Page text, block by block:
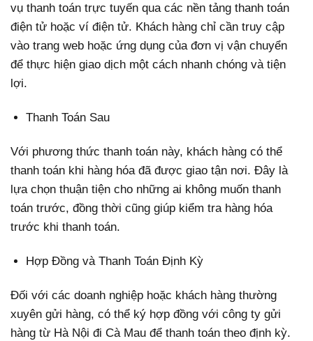
vụ thanh toán trực tuyến qua các nền tảng thanh toán
điện tử hoặc ví điện tử. Khách hàng chỉ cần truy cập
vào trang web hoặc ứng dụng của đơn vị vận chuyển
để thực hiện giao dịch một cách nhanh chóng và tiện
lợi.
Thanh Toán Sau
Với phương thức thanh toán này, khách hàng có thể
thanh toán khi hàng hóa đã được giao tận nơi. Đây là
lựa chọn thuận tiện cho những ai không muốn thanh
toán trước, đồng thời cũng giúp kiểm tra hàng hóa
trước khi thanh toán.
Hợp Đồng và Thanh Toán Định Kỳ
Đối với các doanh nghiệp hoặc khách hàng thường
xuyên gửi hàng, có thể ký hợp đồng với công ty gửi
hàng từ Hà Nội đi Cà Mau để thanh toán theo định kỳ.